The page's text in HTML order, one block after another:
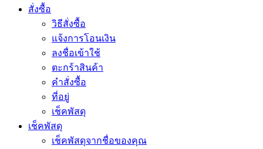
สั่งซื้อ
วิธีสั่งซื้อ
แจ้งการโอนเงิน
ลงชื่อเข้าใช้
ตะกร้าสินค้า
คำสั่งซื้อ
ที่อยู่
เช็คพัสดุ
เช็คพัสดุ
เช็คพัสดุจากชื่อของคุณ